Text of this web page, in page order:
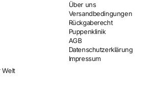
Welt
Über uns
Versandbedingungen
Rückgaberecht
Puppenklinik
AGB
Datenschutzerklärung
Impressum